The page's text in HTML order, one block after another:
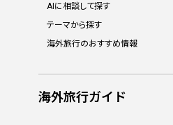
AIに相談して探す
テーマから探す
海外旅行のおすすめ情報
海外旅行ガイド